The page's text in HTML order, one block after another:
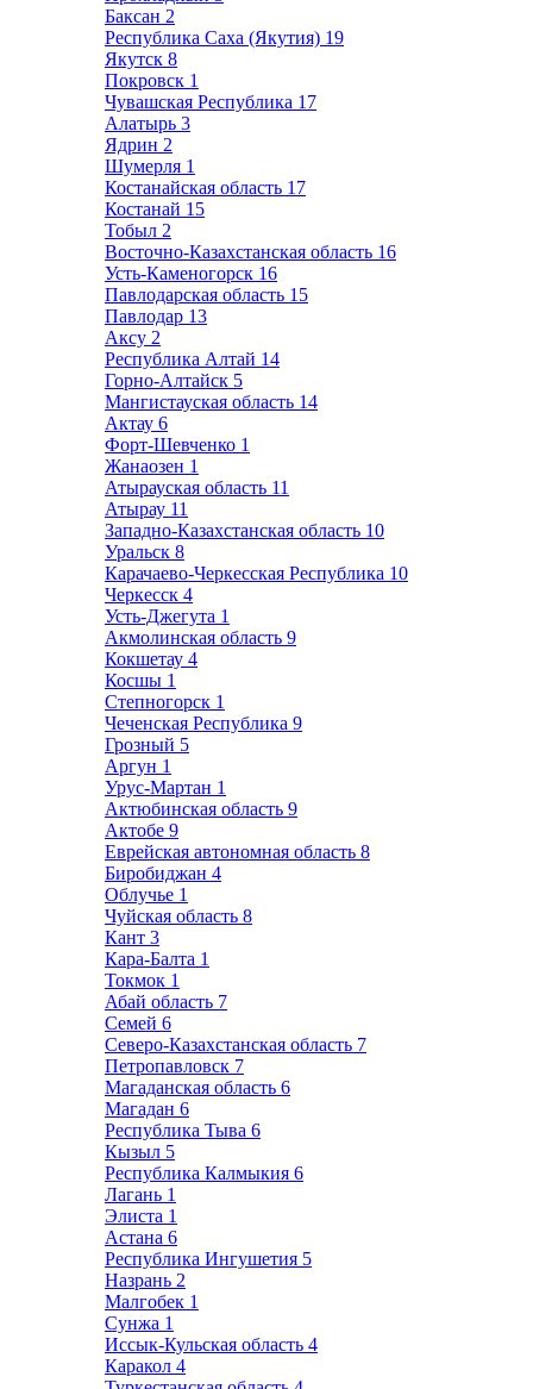
Баксан 2
Республика Саха (Якутия) 19
Якутск 8
Покровск 1
Чувашская Республика 17
Алатырь 3
Ядрин 2
Шумерля 1
Костанайская область 17
Костанай 15
Тобыл 2
Восточно-Казахстанская область 16
Усть-Каменогорск 16
Павлодарская область 15
Павлодар 13
Аксу 2
Республика Алтай 14
Горно-Алтайск 5
Мангистауская область 14
Актау 6
Форт-Шевченко 1
Жанаозен 1
Атырауская область 11
Атырау 11
Западно-Казахстанская область 10
Уральск 8
Карачаево-Черкесская Республика 10
Черкесск 4
Усть-Джегута 1
Акмолинская область 9
Кокшетау 4
Косшы 1
Степногорск 1
Чеченская Республика 9
Грозный 5
Аргун 1
Урус-Мартан 1
Актюбинская область 9
Актобе 9
Еврейская автономная область 8
Биробиджан 4
Облучье 1
Чуйская область 8
Кант 3
Кара-Балта 1
Токмок 1
Абай область 7
Семей 6
Северо-Казахстанская область 7
Петропавловск 7
Магаданская область 6
Магадан 6
Республика Тыва 6
Кызыл 5
Республика Калмыкия 6
Лагань 1
Элиста 1
Астана 6
Республика Ингушетия 5
Назрань 2
Малгобек 1
Сунжа 1
Иссык-Кульская область 4
Каракол 4